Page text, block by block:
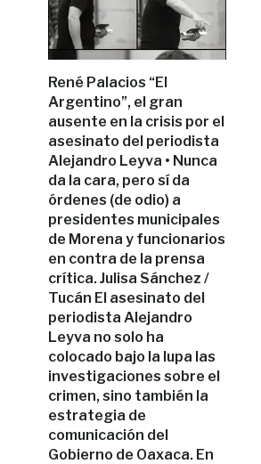
René Palacios “El
Argentino”, el gran
ausente en la crisis por el
asesinato del periodista
Alejandro Leyva • Nunca
da la cara, pero sí da
órdenes (de odio) a
presidentes municipales
de Morena y funcionarios
en contra de la prensa
crítica. Julisa Sánchez /
Tucán El asesinato del
periodista Alejandro
Leyva no solo ha
colocado bajo la lupa las
investigaciones sobre el
crimen, sino también la
estrategia de
comunicación del
Gobierno de Oaxaca. En